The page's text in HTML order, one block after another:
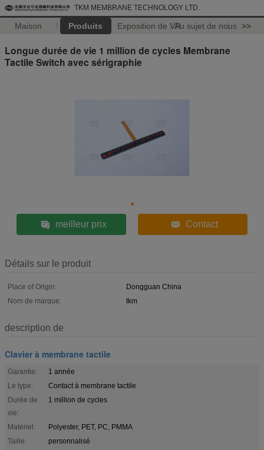
TKM MEMBRANE TECHNOLOGY LTD.
Maison Produits Exposition de VRAu sujet de nous >>
Longue durée de vie 1 million de cycles Membrane
Tactile Switch avec sérigraphie
meilleur prix Contact
Détails sur le produit
Place of Origin:
Dongguan China
Nom de marque:
tkm
description de
Clavier à membrane tactile
Garantie:
1 année
Le type:
Contact à membrane tactile
Durée de
vie:
1 million de cycles
Matériel:
Polyester, PET, PC, PMMA
Taille:
personnalisé